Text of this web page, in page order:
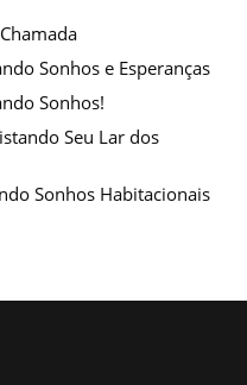
Sonhos e Esperanças
Sonhos!
Seu Lar dos
Sonhos Habitacionais